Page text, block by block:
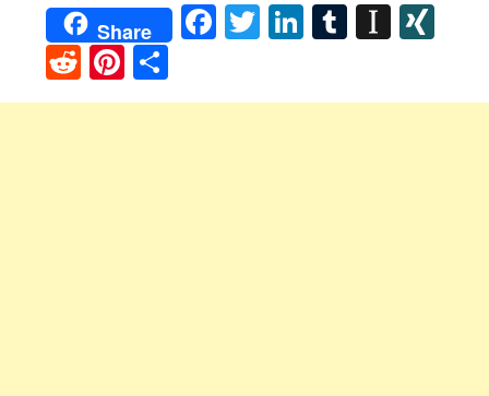
Share Facebook
TwitterLinkedIn
Tumblr
RedditPinterest